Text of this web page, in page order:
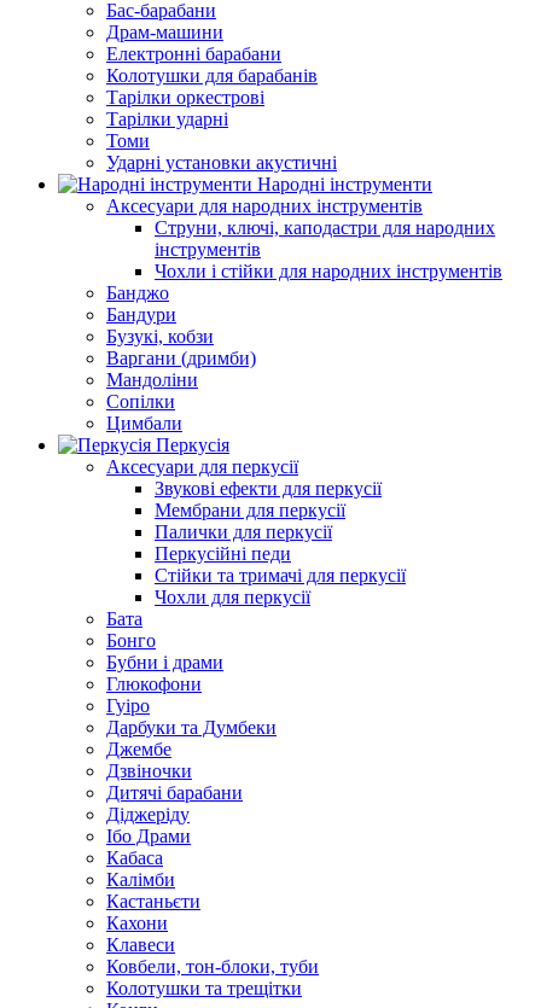
Бас-барабани
Драм-машини
Електронні барабани
Колотушки для барабанів
Тарілки оркестрові
Тарілки ударні
Томи
Ударні установки акустичні
Народні інструменти
Аксесуари для народних інструментів
Струни, ключі, каподастри для народних
інструментів
Чохли і стійки для народних інструментів
Банджо
Бандури
Бузукі, кобзи
Варгани (дримби)
Мандоліни
Сопілки
Цимбали
Перкусія
Аксесуари для перкусії
Звукові ефекти для перкусії
Мембрани для перкусії
Палички для перкусії
Перкусійні педи
Стійки та тримачі для перкусії
Чохли для перкусії
Бата
Бонго
Бубни і драми
Глюкофони
Гуіро
Дарбуки та Думбеки
Джембе
Дзвіночки
Дитячі барабани
Діджеріду
Ібо Драми
Кабаса
Калімби
Кастаньєти
Кахони
Клавеси
Ковбели, тон-блоки, туби
Колотушки та трещітки